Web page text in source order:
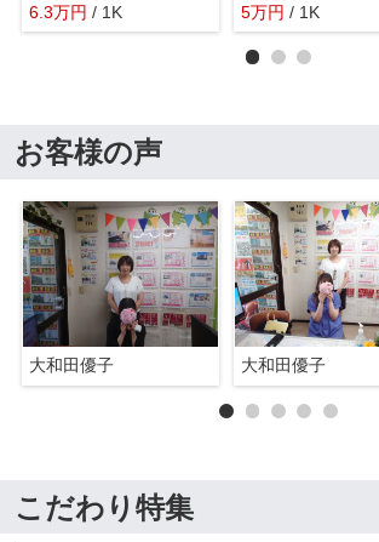
6.3万円 / 1K
5万円 / 1K
お客様の声
大和田優子 大和田優子
こだわり特集